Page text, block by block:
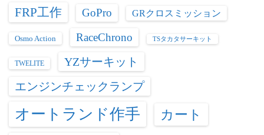
FRP工作 GoPro GRクロスミッション
Osmo Action RaceChrono TSタカタサーキット
TWELITE
YZサーキット
エンジンチェックランプ
オートランド作手
カート